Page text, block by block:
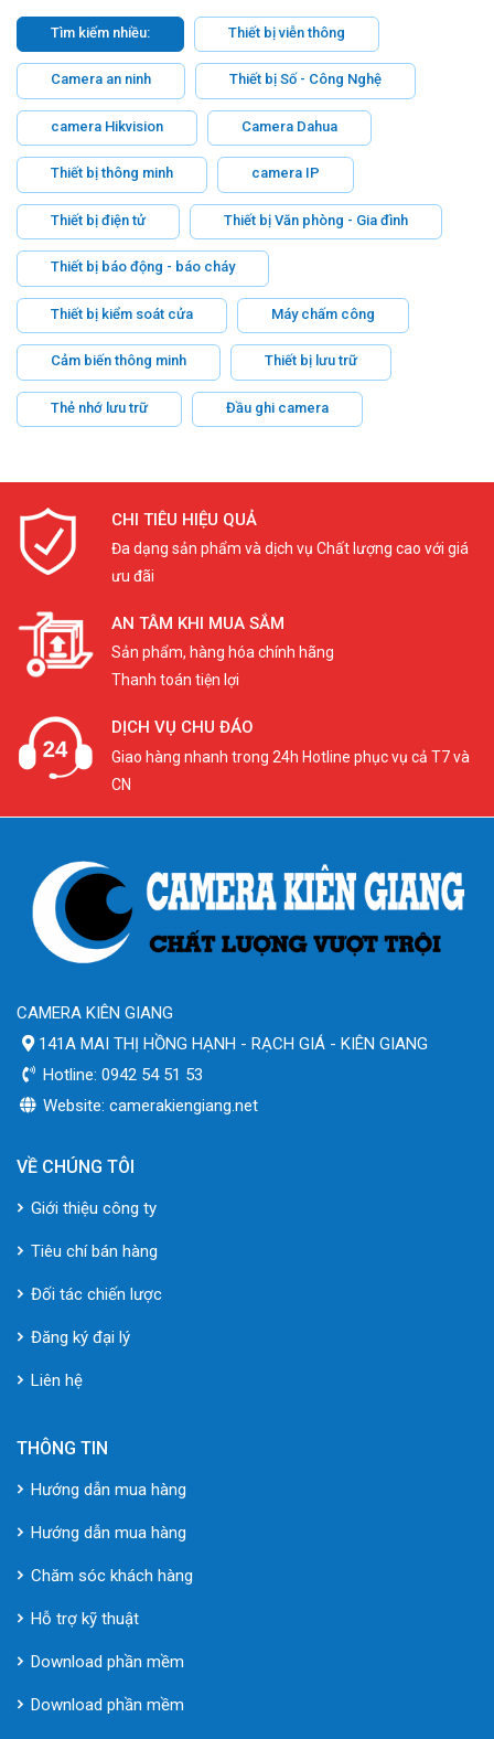
Tìm kiếm nhiều: Thiết bị viễn thông
Camera an ninh Thiết bị Số - Công Nghệ
camera Hikvision Camera Dahua
Thiết bị thông minh camera IP
Thiết bị điện tử Thiết bị Văn phòng - Gia đình
Thiết bị báo động - báo cháy
Thiết bị kiểm soát cửa Máy chấm công
Cảm biến thông minh Thiết bị lưu trữ
Thẻ nhớ lưu trữ Đầu ghi camera
CHI TIÊU HIỆU QUẢ
Đa dạng sản phẩm và dịch vụ Chất lượng cao với giá
ưu đãi
AN TÂM KHI MUA SẮM
Sản phẩm, hàng hóa chính hãng
Thanh toán tiện lợi
DỊCH VỤ CHU ĐÁO
Giao hàng nhanh trong 24h Hotline phục vụ cả T7 và
CN
CAMERA KIÊN GIANG
141A MAI THỊ HỒNG HẠNH - RẠCH GIÁ - KIÊN GIANG
Hotline: 0942 54 51 53
Website: camerakiengiang.net
VỀ CHÚNG TÔI
Giới thiệu công ty
Tiêu chí bán hàng
Đối tác chiến lược
Đăng ký đại lý
Liên hệ
THÔNG TIN
Hướng dẫn mua hàng
Hướng dẫn mua hàng
Chăm sóc khách hàng
Hỗ trợ kỹ thuật
Download phần mềm
Download phần mềm